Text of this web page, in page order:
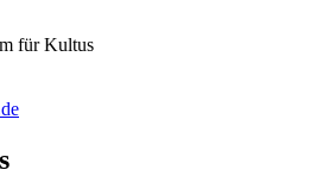
für Kultus